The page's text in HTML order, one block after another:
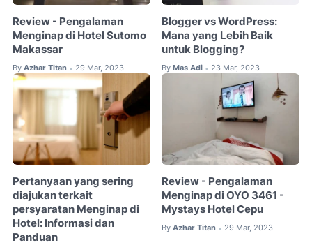
Review - Pengalaman
Menginap di Hotel Sutomo
Makassar
By Azhar Titan • 29 Mar, 2023
Blogger vs WordPress:
Mana yang Lebih Baik
untuk Blogging?
By Mas Adi • 23 Mar, 2023
Pertanyaan yang sering
diajukan terkait
persyaratan Menginap di
Hotel: Informasi dan
Panduan
Review - Pengalaman
Menginap di OYO 3461 -
Mystays Hotel Cepu
By Azhar Titan • 29 Mar, 2023